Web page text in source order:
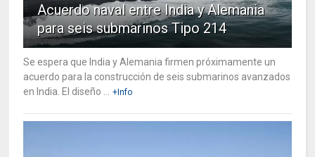
Acuerdo naval entre India y Alemania
para seis submarinos Tipo 214
Se espera que India y Alemania firmen próximamente un
acuerdo para la construcción de seis submarinos avanzados
en India. El diseño ...
+Info